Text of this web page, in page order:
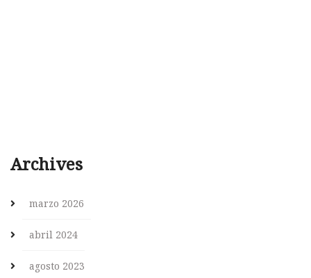
Archives
marzo 2026
abril 2024
agosto 2023